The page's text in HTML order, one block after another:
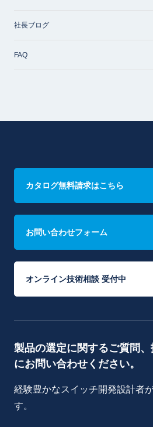
社長ブログ
FAQ
カタログ無料請求はこちら
お問い合わせフォーム
オンライン技術相談 受付中
製品の選定に関するご質問
にお問い合わせください。
経験豊かなスイッチ開発設計者
す。